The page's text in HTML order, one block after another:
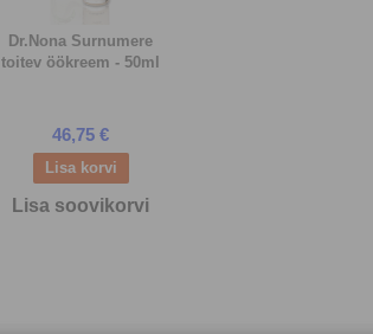
Dr.Nona Surnumere
toitev öökreem - 50ml
46,75 €
Lisa soovikorvi